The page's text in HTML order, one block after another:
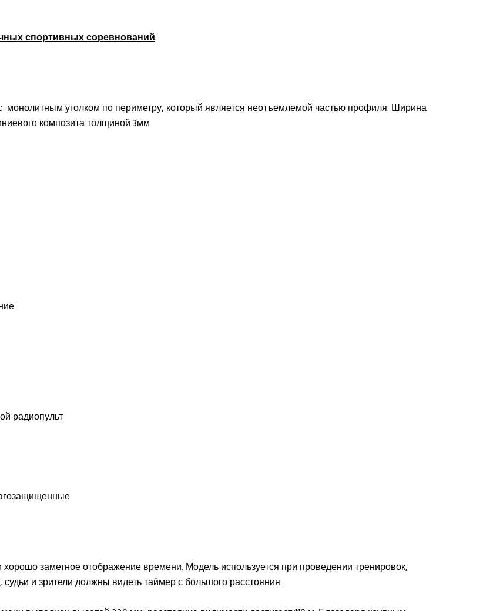
спортивных соревнований
уголком по периметру, который является неотъемлемой частью профиля. Ширина
композита толщиной 3мм
радиопульт
заметное отображение времени. Модель используется при проведении тренировок,
и зрители должны видеть таймер с большого расстояния.